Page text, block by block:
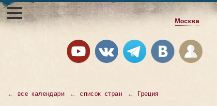
Москва
← все календари ←список стран ← Греция